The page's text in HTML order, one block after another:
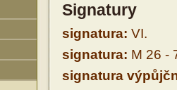
Signatury
signatura: VI.
signatura: M 26 -
signatura